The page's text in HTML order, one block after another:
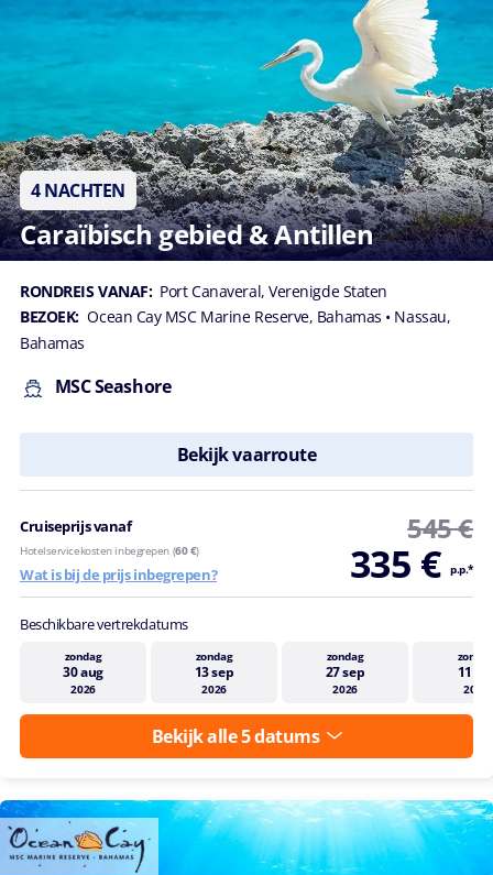
4 NACHTEN
Caraïbisch gebied & Antillen
RONDREIS VANAF: Port Canaveral, Verenigde Staten
BEZOEK: Ocean Cay MSC Marine Reserve, Bahamas • Nassau,
Bahamas
MSC Seashore
Bekijk vaarroute
Cruiseprijs vanaf 545 €
335 € p.p.*
Hotelservicekosten inbegrepen (60 €)
Wat is bij de prijs inbegrepen?
Beschikbare vertrekdatums
zondag
30 aug
2026
zondag
13 sep
2026
zondag
27 sep
2026
11
2026
Bekijk alle 5 datums